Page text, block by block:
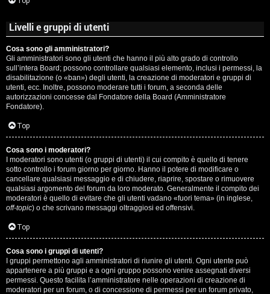
Livelli e gruppi di utenti
Cosa sono gli amministratori?
Gli amministratori sono gli utenti che hanno il più alto grado di controllo
sull’intera Board; possono controllare qualsiasi elemento, inclusi i permessi, la
disabilitazione (o «ban») degli utenti, la creazione di moderatori e gruppi di
utenti, ecc. Inoltre, possono moderare tutti i forum, a seconda delle
autorizzazioni concesse dal Fondatore della Board (Amministratore
Fondatore).
Top
Cosa sono i moderatori?
I moderatori sono utenti (o gruppi di utenti) il cui compito è quello di tenere
sotto controllo i forum giorno per giorno. Hanno il potere di modificare o
cancellare qualsiasi messaggio e di chiudere, riaprire, spostare o rimuovere
qualsiasi argomento del forum da loro moderato. Generalmente il compito dei
moderatori è quello di evitare che gli utenti vadano «fuori tema» (in inglese,
off-topic) o che scrivano messaggi oltraggiosi ed offensivi.
Top
Cosa sono i gruppi di utenti?
I gruppi permettono agli amministratori di riunire gli utenti. Ogni utente può
appartenere a più gruppi e a ogni gruppo possono venire assegnati diversi
permessi. Questo facilita l’amministratore nelle operazioni di creazione di
moderatori per un forum, o di concessione di permessi per un forum privato,
c
e
P
e
r
c
o
r
s
i
M
u
s